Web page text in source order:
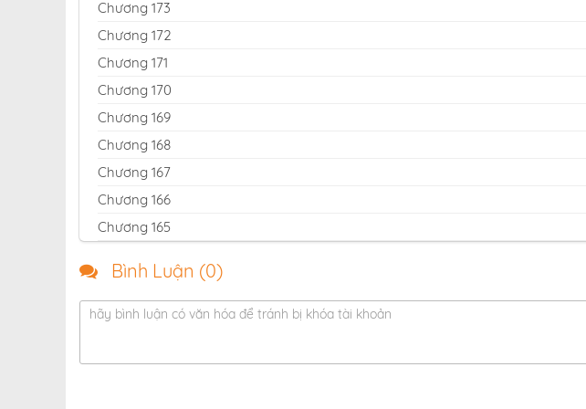
Chương 173
Chương 172
Chương 171
Chương 170
Chương 169
Chương 168
Chương 167
Chương 166
Chương 165
Chương 163
Chương 162
Chương 160
Bình Luận (0)
hãy bình luận có văn hóa để tránh bị khóa tài khoản